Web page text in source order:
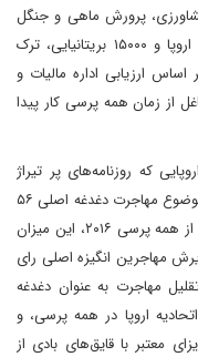
کشاورزی، پرورش ماهی‌ و جنگل
ورزی، استخدام ۱۰۰۰۰ کارگر از خارج از اتحادیه اروپا و ۱۵۰۰۰ بریتانیایی، ترک
ارزیابی اداره مالیات و
غیر شاغل از زمان همه پرسی‌ کار پیدا
اروپایی که روزنامه‌های پر تیراژ
انگلیسی از آن بهره برداری حداکثری می‌‌کردند، موضوع مهاجرت دغدغه اصلی‌ ۵۶
در صد از بریتانیایی‌ها به شمار می‌‌آمد. کمی‌ قبل از همه پرسی‌ ۲۰۱۶، این میزان
پذیرش مهاجرین انگیزه اصلی‌ رای
مهاجرت به عنوان دغدغه
اروپا در همه پرسی‌، و
معتبر با قایق‌های بادی از